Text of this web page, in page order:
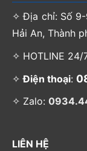
✧ Địa chỉ: Số 9-
Hải An, Thành
✧ HOTLINE 24/
✧Điện thoại:
✧ Zalo:
LIÊN HỆ